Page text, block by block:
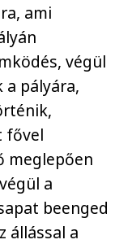
ami
végül
a pályára,
fővel
meglepően
a
beenged
állással a